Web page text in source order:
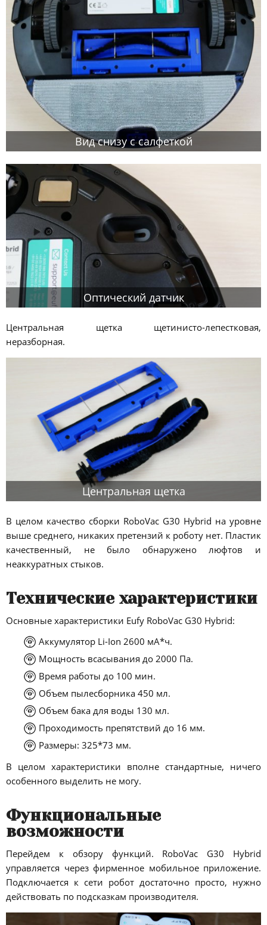
Вид снизу с салфеткой
Оптический датчик
Центральная щетка щетинисто-лепестковая,
неразборная.
Центральная щетка
В целом качество сборки RoboVac G30 Hybrid на уровне
выше среднего, никаких претензий к роботу нет. Пластик
качественный, не было обнаружено люфтов и
неаккуратных стыков.
Технические характеристики
Основные характеристики Eufy RoboVac G30 Hybrid:
Аккумулятор Li-Ion 2600 мА*ч.
Мощность всасывания до 2000 Па.
Время работы до 100 мин.
Объем пылесборника 450 мл.
Объем бака для воды 130 мл.
Проходимость препятствий до 16 мм.
Размеры: 325*73 мм.
В целом характеристики вполне стандартные, ничего
особенного выделить не могу.
Функциональные
возможности
Перейдем к обзору функций. RoboVac G30 Hybrid
управляется через фирменное мобильное приложение.
Подключается к сети робот достаточно просто, нужно
действовать по подсказкам производителя.